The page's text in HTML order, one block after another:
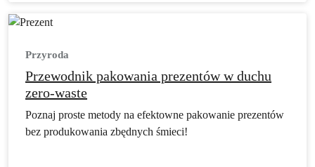
Przyroda
Przewodnik pakowania prezentów w duchu
zero-waste
Poznaj proste metody na efektowne pakowanie prezentów
bez produkowania zbędnych śmieci!